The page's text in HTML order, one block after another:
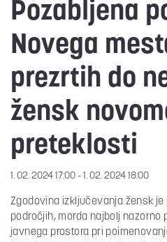
Pozabljena
Novega
prezrtih do
žensk
preteklosti
1. 02. 2024 17:00 - 1. 02. 2024 18:00
Zgodovina izključevanja žensk
področjih, morda najbolj
javnega prostora pri